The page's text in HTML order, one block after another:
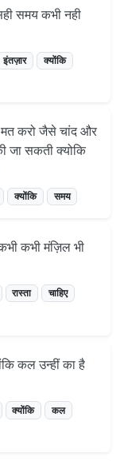
समय कभी नही
इंतज़ार
क्योंकि
मत करो जैसे चांद और
जा सकती क्योकि
क्योंकि समय
कभी कभी मंज़िल भी
रास्ता
चाहिए
कल उन्हीं का है
क्योंकि
कल